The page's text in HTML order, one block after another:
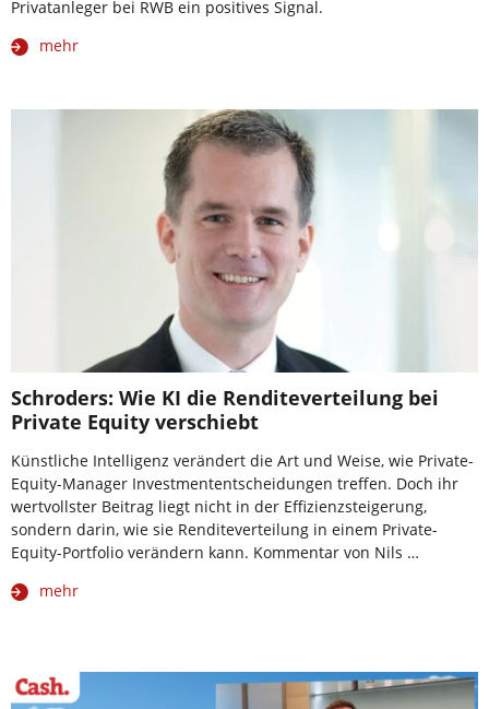
Privatanleger bei RWB ein positives Signal.
mehr
Schroders: Wie KI die Renditeverteilung bei
Private Equity verschiebt
Künstliche Intelligenz verändert die Art und Weise, wie Private-
Equity-Manager Investmententscheidungen treffen. Doch ihr
wertvollster Beitrag liegt nicht in der Effizienzsteigerung,
sondern darin, wie sie Renditeverteilung in einem Private-
Equity-Portfolio verändern kann. Kommentar von Nils …
mehr